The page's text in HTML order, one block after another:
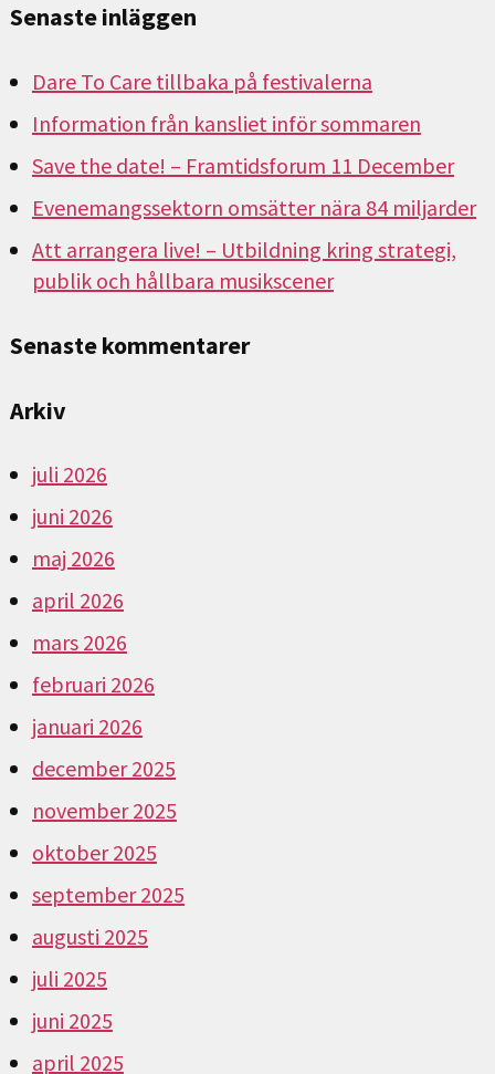
Senaste inläggen
Dare To Care tillbaka på festivalerna
Information från kansliet inför sommaren
Save the date! – Framtidsforum 11 December
Evenemangssektorn omsätter nära 84 miljarder
Att arrangera live! – Utbildning kring strategi,
publik och hållbara musikscener
Senaste kommentarer
Arkiv
juli 2026
juni 2026
maj 2026
april 2026
mars 2026
februari 2026
januari 2026
december 2025
november 2025
oktober 2025
september 2025
augusti 2025
juli 2025
juni 2025
april 2025